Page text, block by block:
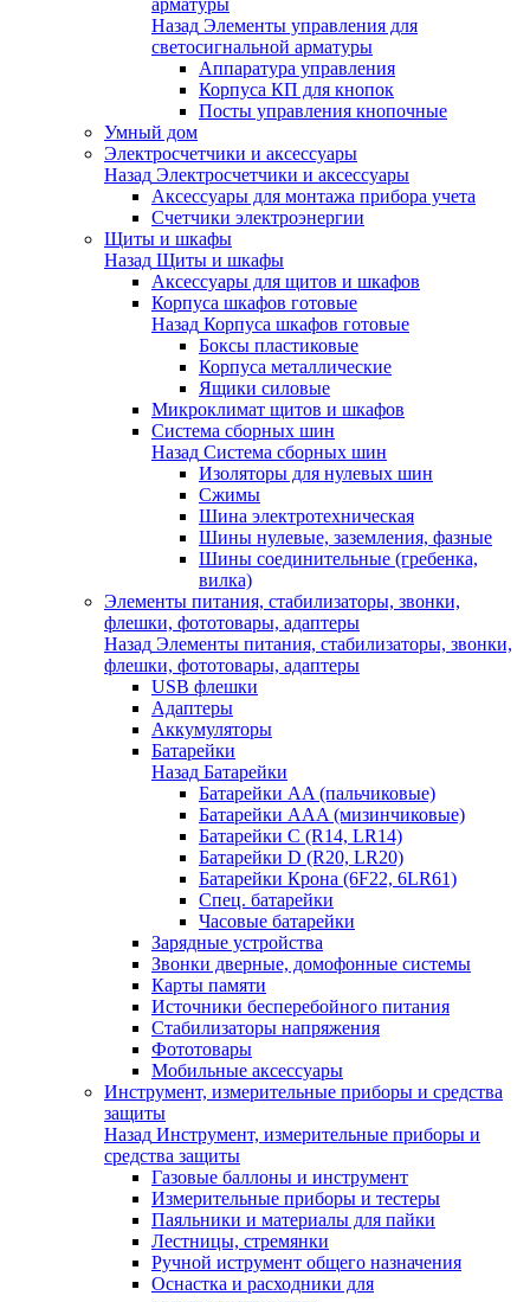
арматуры
Назад Элементы управления для
светосигнальной арматуры
Аппаратура управления
Корпуса КП для кнопок
Посты управления кнопочные
Умный дом
Электросчетчики и аксессуары
Назад Электросчетчики и аксессуары
Аксессуары для монтажа прибора учета
Счетчики электроэнергии
Щиты и шкафы
Назад Щиты и шкафы
Аксессуары для щитов и шкафов
Корпуса шкафов готовые
Назад Корпуса шкафов готовые
Боксы пластиковые
Корпуса металлические
Ящики силовые
Микроклимат щитов и шкафов
Система сборных шин
Назад Система сборных шин
Изоляторы для нулевых шин
Сжимы
Шина электротехническая
Шины нулевые, заземления, фазные
Шины соединительные (гребенка,
вилка)
Элементы питания, стабилизаторы, звонки,
флешки, фототовары, адаптеры
Назад Элементы питания, стабилизаторы, звонки,
флешки, фототовары, адаптеры
USB флешки
Адаптеры
Аккумуляторы
Батарейки
Назад Батарейки
Батарейки AA (пальчиковые)
Батарейки AAA (мизинчиковые)
Батарейки C (R14, LR14)
Батарейки D (R20, LR20)
Батарейки Крона (6F22, 6LR61)
Спец. батарейки
Часовые батарейки
Зарядные устройства
Звонки дверные, домофонные системы
Карты памяти
Источники бесперебойного питания
Стабилизаторы напряжения
Фототовары
Мобильные аксессуары
Инструмент, измерительные приборы и средства
защиты
Назад Инструмент, измерительные приборы и
средства защиты
Газовые баллоны и инструмент
Измерительные приборы и тестеры
Паяльники и материалы для пайки
Лестницы, стремянки
Ручной иструмент общего назначения
Оснастка и расходники для